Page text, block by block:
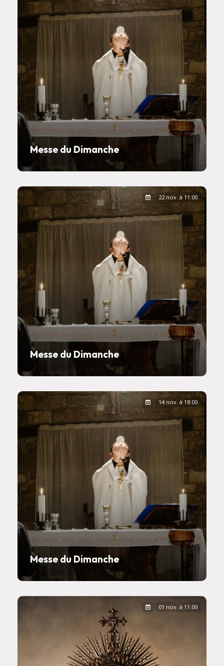
Messe du Dimanche
Messe du Dimanche
22 nov. à 11:00
Messe du Dimanche
14 nov. à 18:00
01 nov. à 11:00